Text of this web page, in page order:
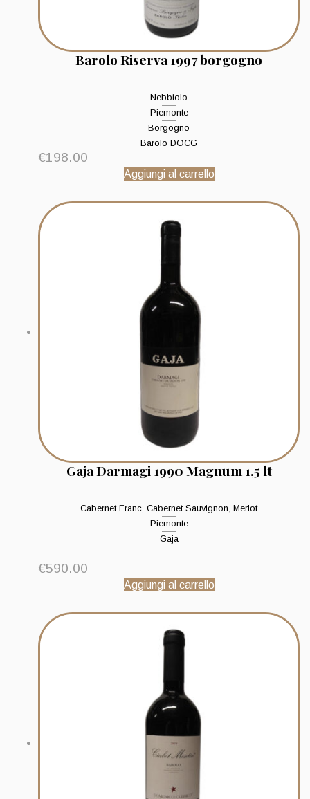
Barolo Riserva 1997 borgogno
Nebbiolo
Piemonte
Borgogno
Barolo DOCG
€198.00
Aggiungi al carrello
Gaja Darmagi 1990 Magnum 1,5 lt
Cabernet Franc, Cabernet Sauvignon, Merlot
Piemonte
Gaja
€590.00
Aggiungi al carrello